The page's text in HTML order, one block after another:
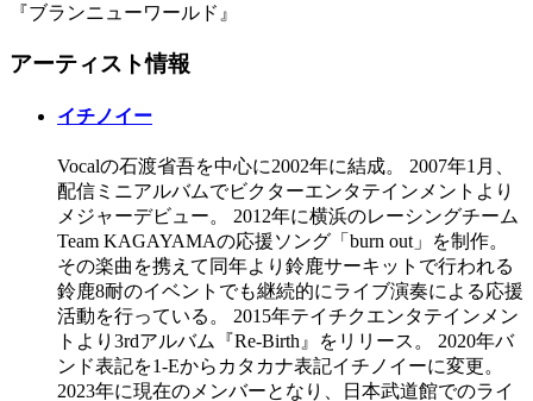
『ブランニューワールド』
アーティスト情報
イチノイー
Vocalの石渡省吾を中心に2002年に結成。 2007年1月、
配信ミニアルバムでビクターエンタテインメントより
メジャーデビュー。 2012年に横浜のレーシングチーム
Team KAGAYAMAの応援ソング「burn out」を制作。
その楽曲を携えて同年より鈴鹿サーキットで行われる
鈴鹿8耐のイベントでも継続的にライブ演奏による応援
活動を行っている。 2015年テイチクエンタテインメン
トより3rdアルバム『Re-Birth』をリリース。 2020年バ
ンド表記を1-Eからカタカナ表記イチノイーに変更。
2023年に現在のメンバーとなり、日本武道館でのライ